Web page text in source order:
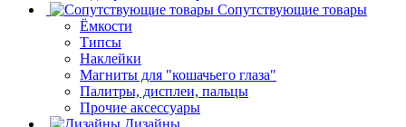
Сопутствующие товары
Ёмкости
Типсы
Наклейки
Магниты для "кошачьего глаза"
Палитры, дисплеи, пальцы
Прочие аксессуары
Дизайны